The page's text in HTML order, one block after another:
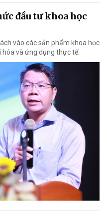
đầu tư khoa học
vào các sản phẩm khoa học
và ứng dụng thực tế.